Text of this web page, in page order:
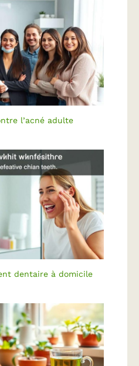
l’acné adulte
dentaire à domicile